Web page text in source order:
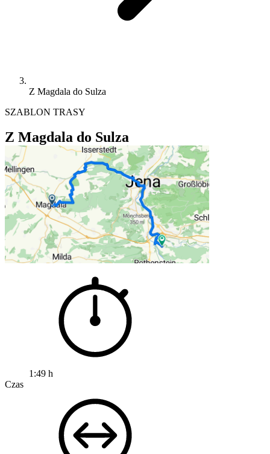
Z Magdala do Sulza
SZABLON TRASY
Z Magdala do Sulza
1:49 h
Czas